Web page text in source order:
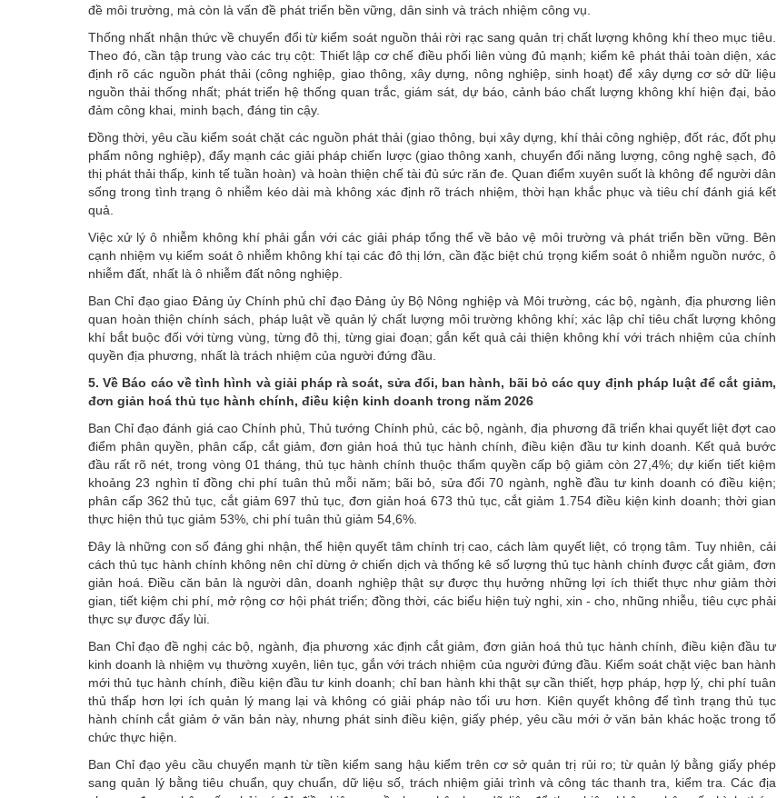
đề môi trường, mà còn là vấn đề phát triển bền vững, dân sinh và trách nhiệm công vụ.
Thống nhất nhận thức về chuyển đổi từ kiểm soát nguồn thải rời rạc sang quản trị chất lượng không khí theo mục tiêu.
Theo đó, cần tập trung vào các trụ cột: Thiết lập cơ chế điều phối liên vùng đủ mạnh; kiểm kê phát thải toàn diện, xác
định rõ các nguồn phát thải (công nghiệp, giao thông, xây dựng, nông nghiệp, sinh hoạt) để xây dựng cơ sở dữ liệu
nguồn thải thống nhất; phát triển hệ thống quan trắc, giám sát, dự báo, cảnh báo chất lượng không khí hiện đại, bảo
đảm công khai, minh bạch, đáng tin cậy.
Đồng thời, yêu cầu kiểm soát chặt các nguồn phát thải (giao thông, bụi xây dựng, khí thải công nghiệp, đốt rác, đốt phụ
phẩm nông nghiệp), đẩy mạnh các giải pháp chiến lược (giao thông xanh, chuyển đổi năng lượng, công nghệ sạch, đô
thị phát thải thấp, kinh tế tuần hoàn) và hoàn thiện chế tài đủ sức răn đe. Quan điểm xuyên suốt là không để người dân
sống trong tình trạng ô nhiễm kéo dài mà không xác định rõ trách nhiệm, thời hạn khắc phục và tiêu chí đánh giá kết
quả.
Việc xử lý ô nhiễm không khí phải gắn với các giải pháp tổng thể về bảo vệ môi trường và phát triển bền vững. Bên
cạnh nhiệm vụ kiểm soát ô nhiễm không khí tại các đô thị lớn, cần đặc biệt chú trọng kiểm soát ô nhiễm nguồn nước, ô
nhiễm đất, nhất là ô nhiễm đất nông nghiệp.
Ban Chỉ đạo giao Đảng ủy Chính phủ chỉ đạo Đảng ủy Bộ Nông nghiệp và Môi trường, các bộ, ngành, địa phương liên
quan hoàn thiện chính sách, pháp luật về quản lý chất lượng môi trường không khí; xác lập chỉ tiêu chất lượng không
khí bắt buộc đối với từng vùng, từng đô thị, từng giai đoạn; gắn kết quả cải thiện không khí với trách nhiệm của chính
quyền địa phương, nhất là trách nhiệm của người đứng đầu.
5. Về Báo cáo về tình hình và giải pháp rà soát, sửa đổi, ban hành, bãi bỏ các quy định pháp luật để cắt giảm,
đơn giản hoá thủ tục hành chính, điều kiện kinh doanh trong năm 2026
Ban Chỉ đạo đánh giá cao Chính phủ, Thủ tướng Chính phủ, các bộ, ngành, địa phương đã triển khai quyết liệt đợt cao
điểm phân quyền, phân cấp, cắt giảm, đơn giản hoá thủ tục hành chính, điều kiện đầu tư kinh doanh. Kết quả bước
đầu rất rõ nét, trong vòng 01 tháng, thủ tục hành chính thuộc thẩm quyền cấp bộ giảm còn 27,4%; dự kiến tiết kiệm
khoảng 23 nghìn tỉ đồng chi phí tuân thủ mỗi năm; bãi bỏ, sửa đổi 70 ngành, nghề đầu tư kinh doanh có điều kiện;
phân cấp 362 thủ tục, cắt giảm 697 thủ tục, đơn giản hoá 673 thủ tục, cắt giảm 1.754 điều kiện kinh doanh; thời gian
thực hiện thủ tục giảm 53%, chi phí tuân thủ giảm 54,6%.
Đây là những con số đáng ghi nhận, thể hiện quyết tâm chính trị cao, cách làm quyết liệt, có trọng tâm. Tuy nhiên, cải
cách thủ tục hành chính không nên chỉ dừng ở chiến dịch và thống kê số lượng thủ tục hành chính được cắt giảm, đơn
giản hoá. Điều căn bản là người dân, doanh nghiệp thật sự được thụ hưởng những lợi ích thiết thực như giảm thời
gian, tiết kiệm chi phí, mở rộng cơ hội phát triển; đồng thời, các biểu hiện tuỳ nghi, xin - cho, nhũng nhiễu, tiêu cực phải
thực sự được đẩy lùi.
Ban Chỉ đạo đề nghị các bộ, ngành, địa phương xác định cắt giảm, đơn giản hoá thủ tục hành chính, điều kiện đầu tư
kinh doanh là nhiệm vụ thường xuyên, liên tục, gắn với trách nhiệm của người đứng đầu. Kiểm soát chặt việc ban hành
mới thủ tục hành chính, điều kiện đầu tư kinh doanh; chỉ ban hành khi thật sự cần thiết, hợp pháp, hợp lý, chi phí tuân
thủ thấp hơn lợi ích quản lý mang lại và không có giải pháp nào tối ưu hơn. Kiên quyết không để tình trạng thủ tục
hành chính cắt giảm ở văn bản này, nhưng phát sinh điều kiện, giấy phép, yêu cầu mới ở văn bản khác hoặc trong tổ
chức thực hiện.
Ban Chỉ đạo yêu cầu chuyển mạnh từ tiền kiểm sang hậu kiểm trên cơ sở quản trị rủi ro; từ quản lý bằng giấy phép
sang quản lý bằng tiêu chuẩn, quy chuẩn, dữ liệu số, trách nhiệm giải trình và công tác thanh tra, kiểm tra. Các địa